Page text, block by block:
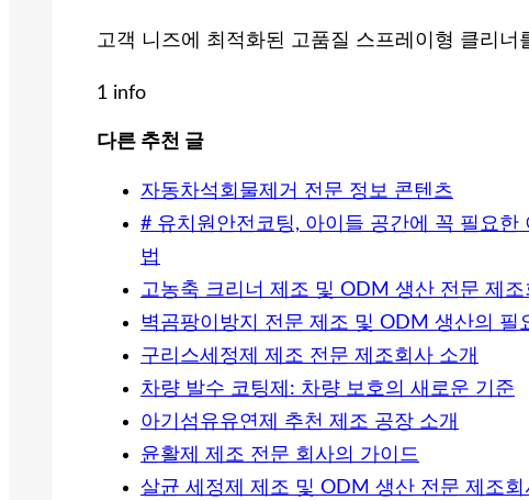
고객 니즈에 최적화된 고품질 스프레이형 클리너
1 info
다른 추천 글
자동차석회물제거 전문 정보 콘텐츠
# 유치원안전코팅, 아이들 공간에 꼭 필요
법
고농축 크리너 제조 및 ODM 생산 전문 제조
벽곰팡이방지 전문 제조 및 ODM 생산의 필
구리스세정제 제조 전문 제조회사 소개
차량 발수 코팅제: 차량 보호의 새로운 기준
아기섬유유연제 추천 제조 공장 소개
윤활제 제조 전문 회사의 가이드
살균 세정제 제조 및 ODM 생산 전문 제조회